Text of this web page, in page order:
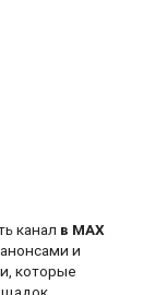
канал в MAX
и
которые